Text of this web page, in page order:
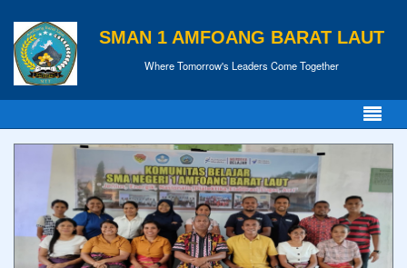
SMAN 1 AMFOANG BARAT LAUT
Where Tomorrow's Leaders Come Together